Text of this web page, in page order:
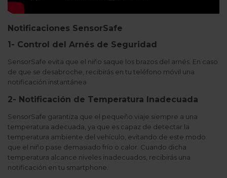
Notificaciones SensorSafe
1- Control del Arnés de Seguridad
SensorSafe evita que el niño saque los brazos del arnés. En caso
de que se desabroche, recibirás en tu teléfono móvil una
notificación instantánea
2- Notificación de Temperatura Inadecuada
SensorSafe garantiza que el pequeño viaje siempre a una
temperatura adecuada, ya que es capaz de detectar la
temperatura ambiente del vehículo, evitando de este modo
que el niño pase demasiado frío o calor. Cuando dicha
temperatura alcance niveles inadecuados, recibirás una
notificación en tu smartphone.